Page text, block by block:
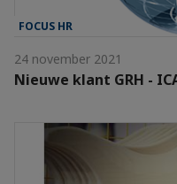
FOCUS HR
24 november 2021
Nieuwe klant GRH -